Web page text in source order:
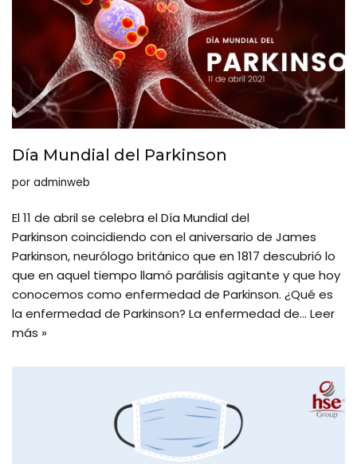
Día Mundial del Parkinson
por adminweb
El 11 de abril se celebra el Día Mundial del
Parkinson coincidiendo con el aniversario de James
Parkinson, neurólogo británico que en 1817 descubrió lo
que en aquel tiempo llamó parálisis agitante y que hoy
conocemos como enfermedad de Parkinson. ¿Qué es
la enfermedad de Parkinson? La enfermedad de… Leer
más »